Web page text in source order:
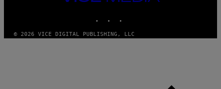
MEDIA
© 2026 VICE DIGITAL PUBLISHING, LLC